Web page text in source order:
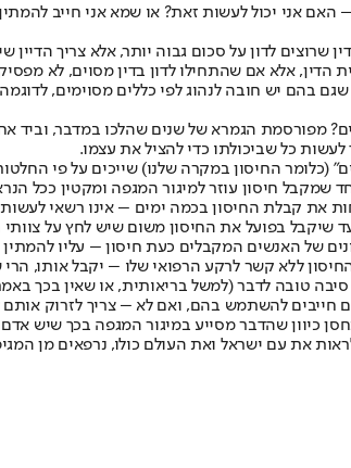
האם אני יכול לעשות זאת? או שמא אני חייב
לדון על סכום גבוה יותר, אלא צריך הדיין
אלא אם שהתחילו לדון בדין מסוים, לא
בהם יש חובה לנהוג לפי כללים מסוימים,
מפורסמת הגמרא של שנים שהלכו במדבר,
כל שביכולתו כדי להציל את עצמו.
(כלומר החיסון במקרה שלנו) שייכים על פי
שמקבל חיסון עוזר למיגור המגפה ומקטין ככל
את קבלת החיסון בכמה ימים – אינו רשאי
שיקבל בפועל את החיסון משום שיש לחץ על
של האנשים המקבלים כעת חיסון – עליו
ללא קשר לרקע הרפואי שלו – יקבל אותו,
טובה לדבר (למשל בריאותית, או שאין בכך
70 מעלות מתחת לאפס. לאחר שמפשירים אותם חייבים להשתמש בהם,
כיוון שהדבר מסייע במיגור המגפה בכך שיש
את עם ישראל ואת העולם כולו, נרפאים מן